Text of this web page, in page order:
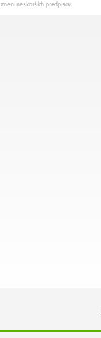
neskorších predpisov.